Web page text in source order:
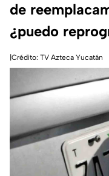
de
¿puedo
|Crédito: TV Azteca Yucatán